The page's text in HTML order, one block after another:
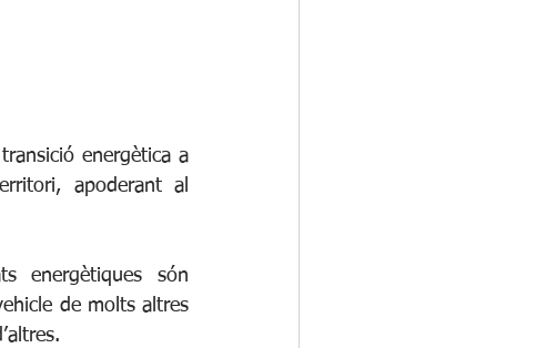
energètica a
apoderant al
energètiques són
de molts altres